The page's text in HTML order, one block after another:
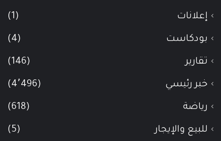
إعلانات (1)
بودكاست (4)
تقارير (146)
خبر رئيسي (4٬496)
رياضة (618)
للبيع والإيجار (5)